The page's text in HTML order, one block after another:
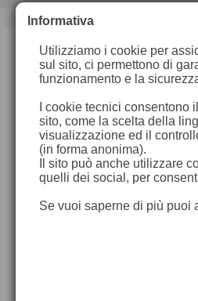
Informativa
Utilizziamo i cookie per
sul sito, ci permettono di
funzionamento e la
I cookie tecnici consentono
sito, come la scelta della
visualizzazione ed il
(in forma anonima).
Il sito può anche utilizzare
quelli dei social, per
Se vuoi saperne di più puoi